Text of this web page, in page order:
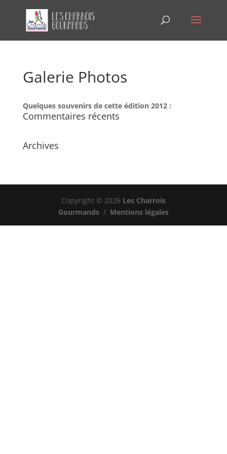
Galerie Photos
Quelques souvenirs de cette édition 2012 :
Commentaires récents
Archives
Copyright © 2026 Les Charrois
Gourmands/ Mentions légales